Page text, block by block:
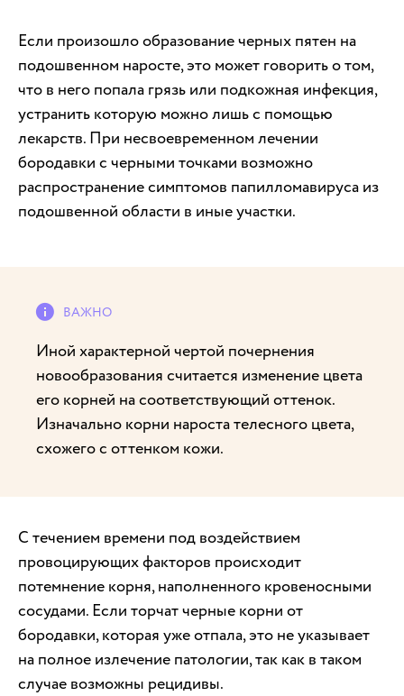
Если произошло образование черных пятен на
подошвенном наросте, это может говорить о том,
что в него попала грязь или подкожная инфекция,
устранить которую можно лишь с помощью
лекарств. При несвоевременном лечении
бородавки с черными точками возможно
распространение симптомов папилломавируса из
подошвенной области в иные участки.
Иной характерной чертой почернения
новообразования считается изменение цвета
его корней на соответствующий оттенок.
Изначально корни нароста телесного цвета,
схожего с оттенком кожи.
С течением времени под воздействием
провоцирующих факторов происходит
потемнение корня, наполненного кровеносными
сосудами. Если торчат черные корни от
бородавки, которая уже отпала, это не указывает
на полное излечение патологии, так как в таком
случае возможны рецидивы.